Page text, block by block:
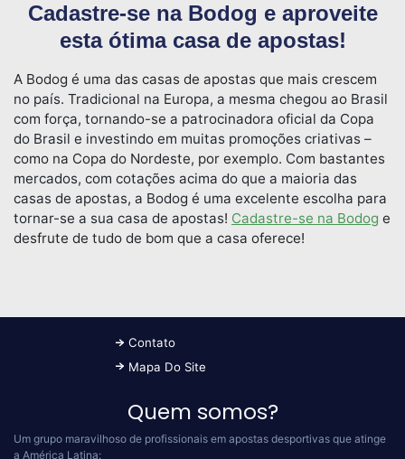
Cadastre-se na Bodog e aproveite
esta ótima casa de apostas!
A Bodog é uma das casas de apostas que mais crescem
no país. Tradicional na Europa, a mesma chegou ao Brasil
com força, tornando-se a patrocinadora oficial da Copa
do Brasil e investindo em muitas promoções criativas –
como na Copa do Nordeste, por exemplo. Com bastantes
mercados, com cotações acima do que a maioria das
casas de apostas, a Bodog é uma excelente escolha para
tornar-se a sua casa de apostas! Cadastre-se na Bodog e
desfrute de tudo de bom que a casa oferece!
Contato
Mapa Do Site
Quem somos?
Um grupo maravilhoso de profissionais em apostas desportivas que atinge
a América Latina: